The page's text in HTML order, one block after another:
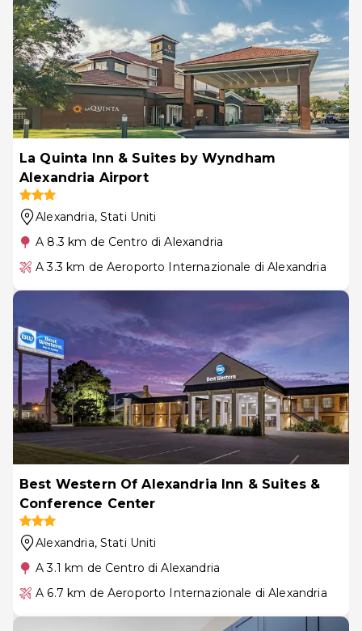
La Quinta Inn & Suites by Wyndham
Alexandria Airport
Alexandria, Stati Uniti
A 8.3 km de Centro di Alexandria
A 3.3 km de Aeroporto Internazionale di Alexandria
Best Western Of Alexandria Inn & Suites &
Conference Center
Alexandria, Stati Uniti
A 3.1 km de Centro di Alexandria
A 6.7 km de Aeroporto Internazionale di Alexandria